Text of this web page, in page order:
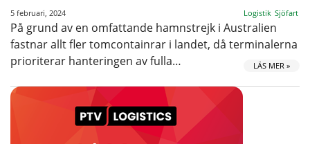
5 februari, 2024 Logistik Sjöfart
På grund av en omfattande hamnstrejk i Australien
fastnar allt fler tomcontainrar i landet, då terminalerna
prioriterar hanteringen av fulla…
LÄS MER »